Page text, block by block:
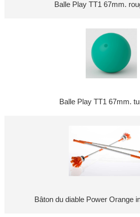
Balle Play TT1 67mm.
Balle Play TT1 67mm.
Bâton du diable Power Orange